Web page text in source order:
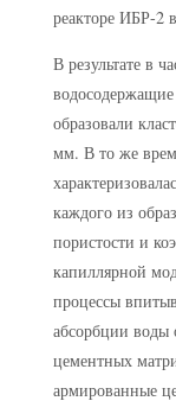
реакторе ИБР-
В результате в
образовали
мм. В то же
каждого из
пористости и
капиллярной
процессы
абсорбции воды
цементных
армированные